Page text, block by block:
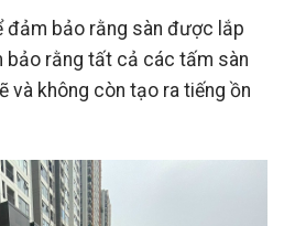
đảm bảo rằng sàn được lắp
bảo rằng tất cả các tấm sàn
và không còn tạo ra tiếng ồn